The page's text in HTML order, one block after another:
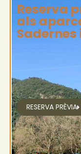
Reserva
als
RESERVA PRÈVIA